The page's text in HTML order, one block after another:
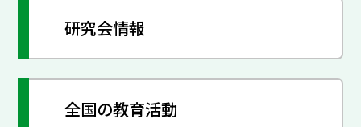
研究会情報
全国の教育活動